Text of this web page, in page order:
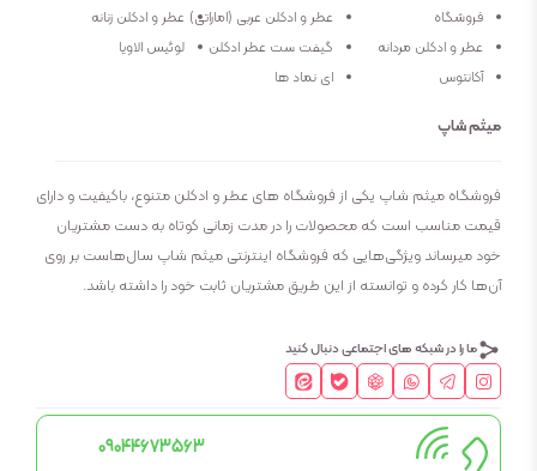
فروشگاه
عطر و ادکلن عربی (اماراتی) عطر و ادکلن زنانه
عطر و ادکلن مردانه
گیفت ست عطر ادکلن
لوئیس الاویا
آکانتوس
ای نماد ها
میثم شاپ
فروشگاه میثم شاپ یکی از فروشگاه های عطر و ادکلن متنوع، باکیفیت و دارای
قیمت مناسب است که محصولات را در مدت زمانی کوتاه به دست مشتریان
خود میرساند ویژگی‌هایی که فروشگاه اینترنتی میثم شاپ سال‌هاست بر روی
آن‌ها کار کرده و توانسته از این طریق مشتریان ثابت خود را داشته باشد.
ما را در شبکه های اجتماعی دنبال کنید
09044673563